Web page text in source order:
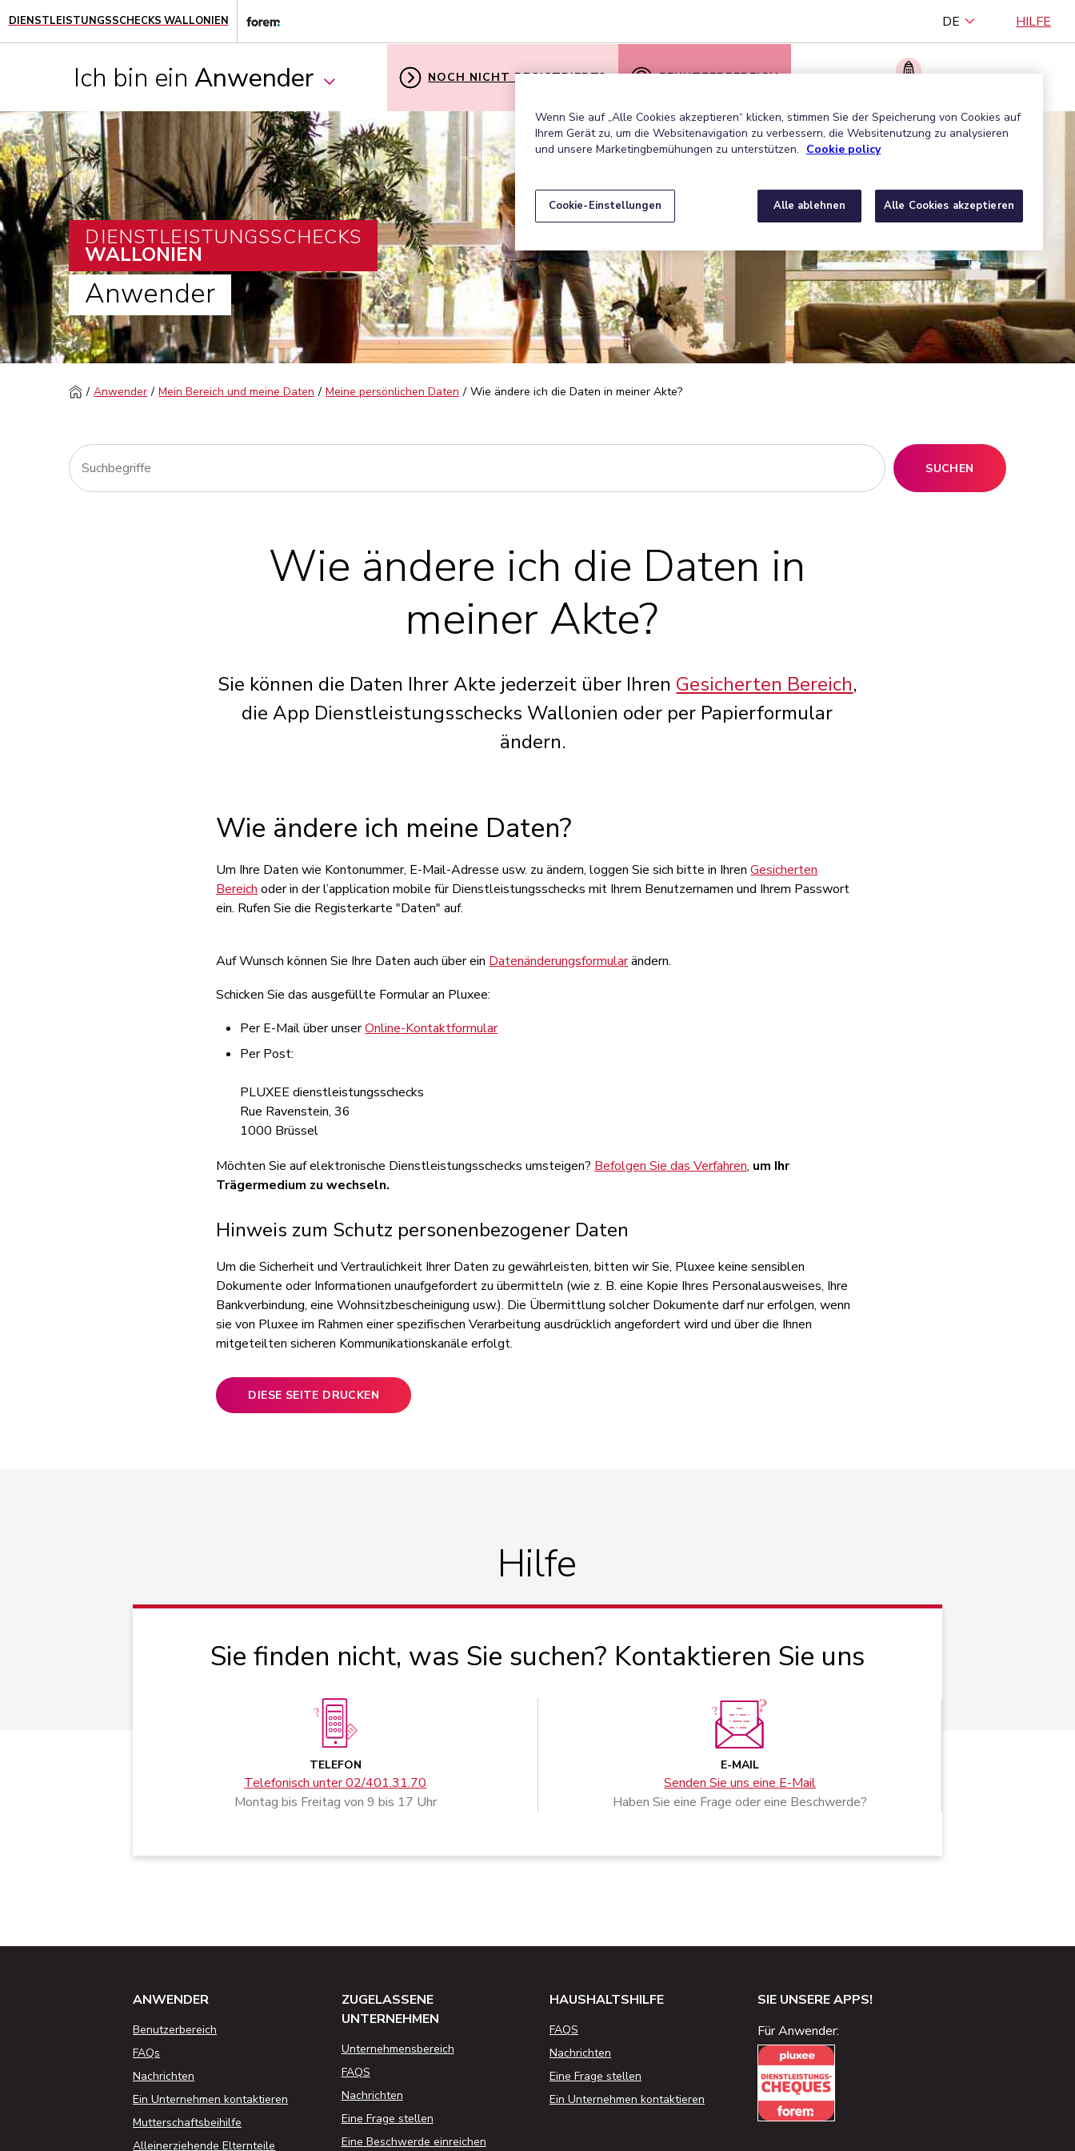
DIENSTLEISTUNGSSCHECKS WALLONIEN DE HILFE
Ich bin ein Anwender NOCH NICHT REGISTRIERT?
BENUTZERBEREICH
DIENSTLEISTUNGSSCHECKS
WALLONIEN
Anwender
Anwender Mein Bereich und meine Daten Meine persönlichen Daten Wie ändere ich die Daten in meiner Akte?
SUCHEN
Wie ändere ich die Daten in
meiner Akte?
Sie können die Daten Ihrer Akte jederzeit über Ihren Gesicherten Bereich,
die App Dienstleistungsschecks Wallonien oder per Papierformular
ändern.
Wie ändere ich meine Daten?
Um Ihre Daten wie Kontonummer, E-Mail-Adresse usw. zu ändern, loggen Sie sich bitte in IhrenGesicherten
Bereich oder in der l’application mobile für Dienstleistungsschecks mit Ihrem Benutzernamen und Ihrem Passwort
ein. Rufen Sie die Registerkarte "Daten" auf.
Auf Wunsch können Sie Ihre Daten auch über ein Datenänderungsformularändern.
Schicken Sie das ausgefüllte Formular an Pluxee:
Per E-Mail über unserOnline-Kontaktformular
Per Post:
PLUXEE dienstleistungsschecks
Rue Ravenstein, 36
1000 Brüssel
Möchten Sie auf elektronische Dienstleistungsschecks umsteigen? Befolgen Sie das Verfahren, um Ihr
Trägermedium zu wechseln.
Hinweis zum Schutz personenbezogener Daten
Um die Sicherheit und Vertraulichkeit Ihrer Daten zu gewährleisten, bitten wir Sie, Pluxee keine sensiblen
Dokumente oder Informationen unaufgefordert zu übermitteln (wie z. B. eine Kopie Ihres Personalausweises, Ihre
Bankverbindung, eine Wohnsitzbescheinigung usw.). Die Übermittlung solcher Dokumente darf nur erfolgen, wenn
sie von Pluxee im Rahmen einer spezifischen Verarbeitung ausdrücklich angefordert wird und über die Ihnen
mitgeteilten sicheren Kommunikationskanäle erfolgt.
DIESE SEITE DRUCKEN
Hilfe
Sie finden nicht, was Sie suchen? Kontaktieren Sie uns
TELEFON
Telefonisch unter 02/401.31.70
Montag bis Freitag von 9 bis 17 Uhr
E-MAIL
Senden Sie uns eine E-Mail
Haben Sie eine Frage oder eine Beschwerde?
ANWENDER
Benutzerbereich
FAQs
Nachrichten
Ein Unternehmen kontaktieren
Mutterschaftsbeihilfe
Alleinerziehende Elternteile
ZUGELASSENE
UNTERNEHMEN
Unternehmensbereich
FAQS
Nachrichten
Eine Frage stellen
Eine Beschwerde einreichen
HAUSHALTSHILFE
FAQS
Nachrichten
Eine Frage stellen
Ein Unternehmen kontaktieren
SIE UNSERE APPS!
Für Anwender:
Wenn Sie auf „Alle Cookies akzeptieren“ klicken, stimmen Sie der Speicherung von Cookies auf
Ihrem Gerät zu, um die Websitenavigation zu verbessern, die Websitenutzung zu analysieren
und unsere Marketingbemühungen zu unterstützen. Cookie policy
Alle ablehnen Alle Cookies akzeptieren
Cookie-Einstellungen